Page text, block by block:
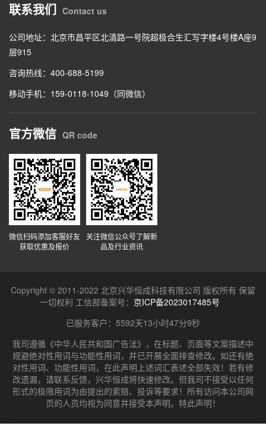
联系我们 Contact us
公司地址：北京市昌平区北清路一号院超极合生汇写字楼4号楼A座9
层915
咨询热线：400-688-5199
移动手机：159-0118-1049（同微信）
官方微信 QR code
微信扫码添加客服好友
获取优惠及报价
关注微信公众号了解新
品及行业资讯
Copyright © 2011-2022 北京兴华恒成科技有限公司 版权所有 保留
一切权利 工信部备案号： 京ICP备2023017485号
已服务客户： 5592天13小时47分9秒
我司遵循《中华人民共和国广告法》，在标题、页面等文案描述中
规避绝对性用词与功能性用词，并已开展全面排查修改。如还有绝
对性用词、功能性用词，在此声明上述词汇表述全部失效！若有修
改遗漏，请联系反馈，兴华恒成将快速修改。但我司不接受以任何
形式的极限用词为由提出的索赔、投诉等要求！所有访问本公司网
页的人员均视为同意并接受本声明。特此声明！